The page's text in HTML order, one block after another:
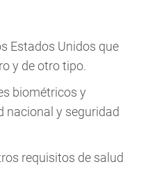
Estados Unidos que
y de otro tipo.
biométricos y
nacional y seguridad
requisitos de salud